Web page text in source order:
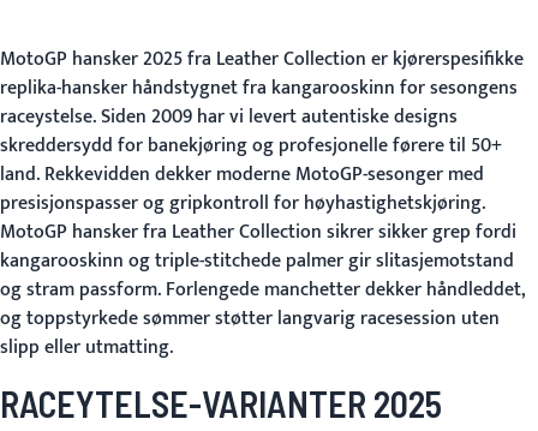
MotoGP hansker 2025 fra Leather Collection er kjørerspesifikke
replika-hansker håndstygnet fra kangarooskinn for sesongens
raceystelse. Siden 2009 har vi levert autentiske designs
skreddersydd for banekjøring og profesjonelle førere til 50+
land. Rekkevidden dekker moderne MotoGP-sesonger med
presisjonspasser og gripkontroll for høyhastighetskjøring.
MotoGP hansker fra Leather Collection sikrer sikker grep fordi
kangarooskinn og triple-stitchede palmer gir slitasjemotstand
og stram passform. Forlengede manchetter dekker håndleddet,
og toppstyrkede sømmer støtter langvarig racesession uten
slipp eller utmatting.
RACEYTELSE-VARIANTER 2025